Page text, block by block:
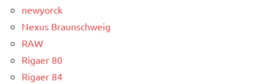
newyorck
Nexus Braunschweig
RAW
Rigaer 80
Rigaer 84